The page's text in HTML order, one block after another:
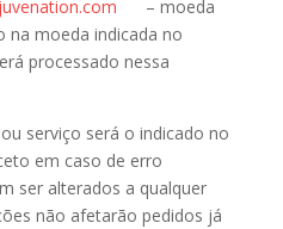
– moeda
na moeda indicada no
processado nessa
serviço será o indicado no
em caso de erro
ser alterados a qualquer
não afetarão pedidos já